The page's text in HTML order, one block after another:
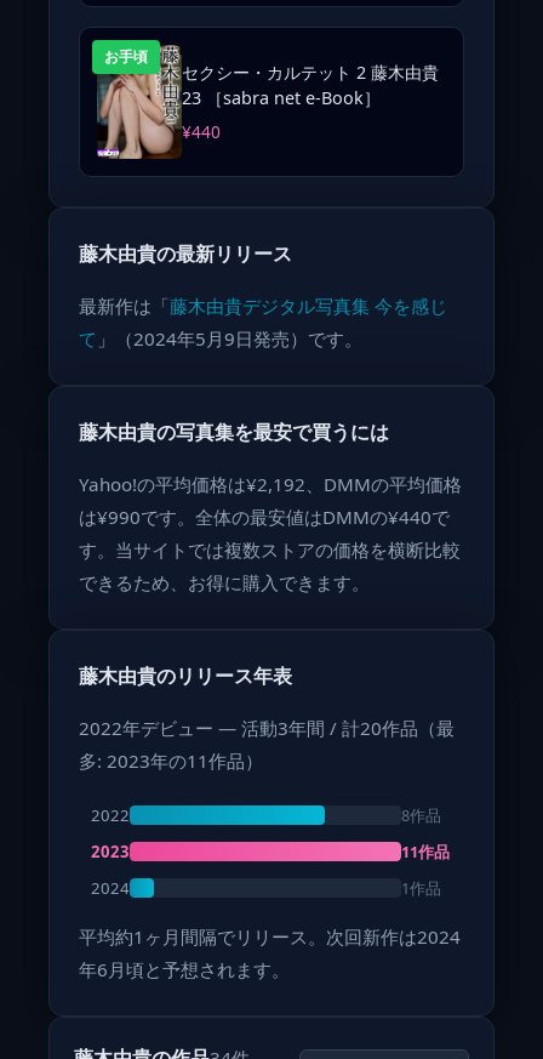
お手頃
セクシー・カルテット 2 藤木由貴
23 ［sabra net e-Book］
¥440
藤木由貴の最新リリース
最新作は「藤木由貴デジタル写真集 今を感じ
て 」（2024年5月9日発売）です。
藤木由貴の写真集を最安で買うには
Yahoo!の平均価格は¥2,192、DMMの平均価格
は¥990です。全体の最安値はDMMの¥440で
す。当サイトでは複数ストアの価格を横断比較
できるため、お得に購入できます。
藤木由貴のリリース年表
2022年デビュー — 活動3年間 / 計20作品（最
多: 2023年の11作品）
2022
8作品
2023
11作品
2024
1作品
平均約1ヶ月間隔でリリース。次回新作は2024
年6月頃と予想されます。